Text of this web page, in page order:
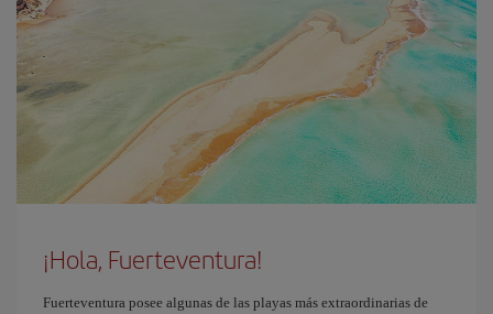
¡Hola, Fuerteventura!
Fuerteventura posee algunas de las playas más extraordinarias de